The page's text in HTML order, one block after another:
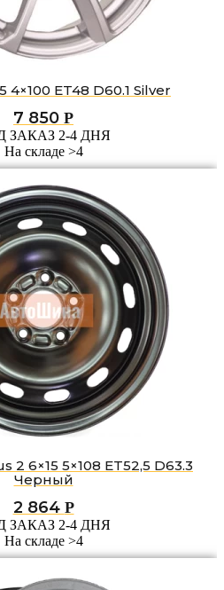
4×100 ET48 D60.1 Silver
7 850 Р
ЗАКАЗ 2-4 ДНЯ
На складе >4
2 6×15 5×108 ET52,5 D63.3
Черный
2 864 Р
ЗАКАЗ 2-4 ДНЯ
На складе >4